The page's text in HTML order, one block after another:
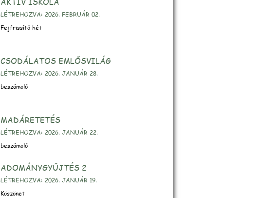
LÉTREHOZVA: 2026. FEBRUÁR 02.
Fejfrissítő hét
CSODÁLATOS EMLŐSVILÁG
LÉTREHOZVA: 2026. JANUÁR 28.
beszámoló
MADÁRETETÉS
LÉTREHOZVA: 2026. JANUÁR 22.
beszámoló
ADOMÁNYGYŰJTÉS 2
LÉTREHOZVA: 2026. JANUÁR 19.
Köszönet